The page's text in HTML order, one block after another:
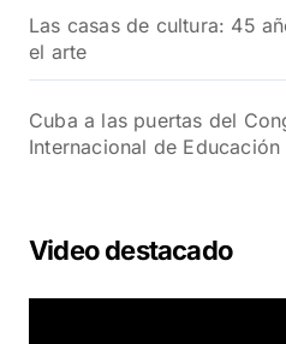
Las casas de cultura: 45
el arte
Cuba a las puertas del
Internacional de
Video destacado